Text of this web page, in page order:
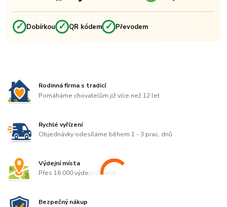
✓ Dobírkou ✓ QR kódem ✓ Převodem
Rodinná firma s tradicí
Pomáháme chovatelům již více než 12 let
Rychlé vyřízení
Objednávky odesíláme během 1 - 3 prac. dnů
Výdejní místa
Přes 16 000 výdejních míst
Bezpečný nákup